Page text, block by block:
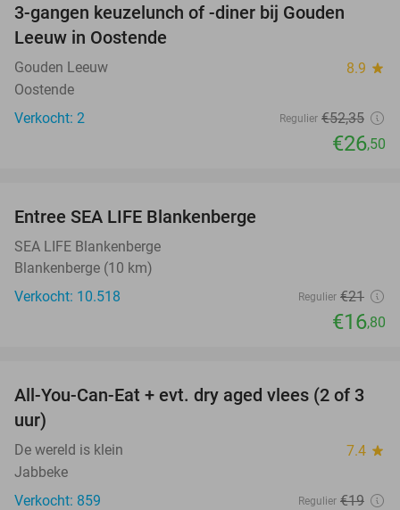
NEW
TODAY
3-gangen keuzelunch of -diner bij Gouden
Leeuw in Oostende
Gouden Leeuw 8.9 star
Oostende
Verkocht: 2
Regulier €52,35
€26,50
Entree SEA LIFE Blankenberge
SEA LIFE Blankenberge
Blankenberge (10 km)
Verkocht: 10.518
Regulier €21
€16,80
29%
All-You-Can-Eat + evt. dry aged vlees (2 of 3
uur)
De wereld is klein 7.4 star
Jabbeke
Verkocht: 859
Regulier €19